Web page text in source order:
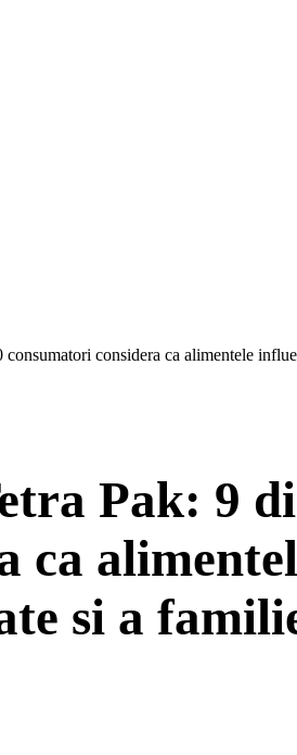
considera ca alimentele
Pak: 9
ca
si a